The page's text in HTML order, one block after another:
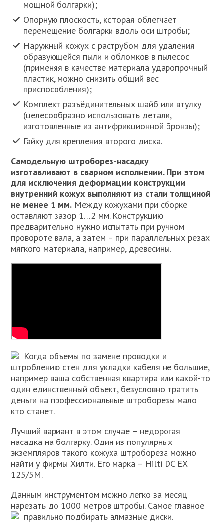
мощной болгарки);
Опорную плоскость, которая облегчает
перемещение болгарки вдоль оси штробы;
Наружный кожух с раструбом для удаления
образующейся пыли и обломков в пылесос
(применяя в качестве материала ударопрочный
пластик, можно снизить общий вес
приспособления);
Комплект разъёдинительных шайб или втулку
(целесообразно использовать детали,
изготовленные из антифрикционной бронзы);
Гайку для крепления второго диска.
Самодельную штроборез-насадку
изготавливают в сварном исполнении. При этом
для исключения деформации конструкции
внутренний кожух выполняют из стали толщиной
не менее 1 мм. Между кожухами при сборке
оставляют зазор 1…2 мм. Конструкцию
предварительно нужно испытать при ручном
провороте вала, а затем – при параллельных резах
мягкого материала, например, древесины.
Когда объемы по замене проводки и
штроблению стен для укладки кабеля не большие,
например ваша собственная квартира или какой-то
один единственный объект, безусловно тратить
деньги на профессиональные штроборезы мало
кто станет.
Лучший вариант в этом случае – недорогая
насадка на болгарку. Один из популярных
экземпляров такого кожуха штробореза можно
найти у фирмы Хилти. Его марка – Hilti DC EX
125/5М.
Данным инструментом можно легко за месяц
нарезать до 1000 метров штробы. Самое главное
правильно подбирать алмазные диски.